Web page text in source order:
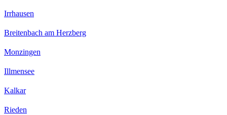
Irrhausen
Breitenbach am Herzberg
Monzingen
Illmensee
Kalkar
Rieden